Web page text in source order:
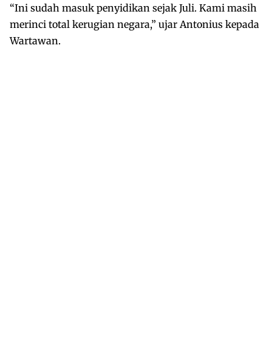
“Ini sudah masuk penyidikan sejak Juli. Kami masih
merinci total kerugian negara,” ujar Antonius kepada
Wartawan.